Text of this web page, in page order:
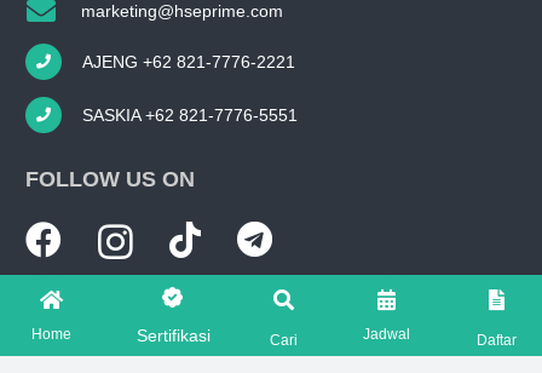
marketing@hseprime.com
AJENG +62 821-7776-2221
SASKIA +62 821-7776-5551
FOLLOW US ON
Home Sertifikasi Cari Jadwal Daftar